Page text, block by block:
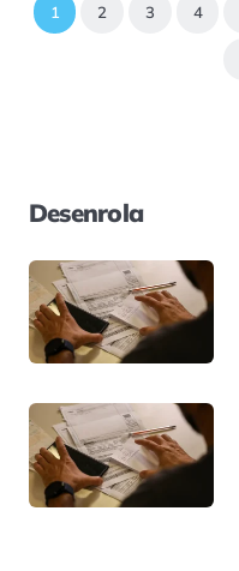
1 2 3 4
Desenrola